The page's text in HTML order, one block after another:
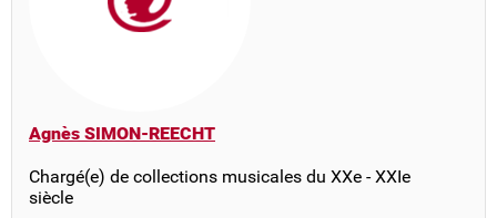
Agnès SIMON-REECHT
Chargé(e) de collections musicales du XXe - XXIe
siècle